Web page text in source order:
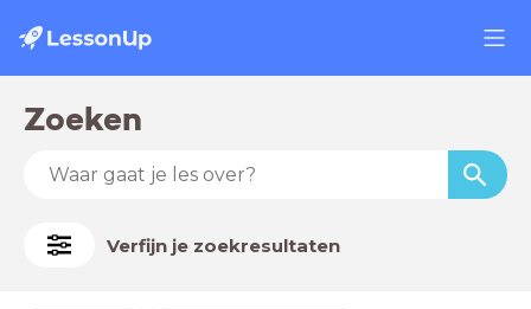
Zoeken
Verfijn je zoekresultaten